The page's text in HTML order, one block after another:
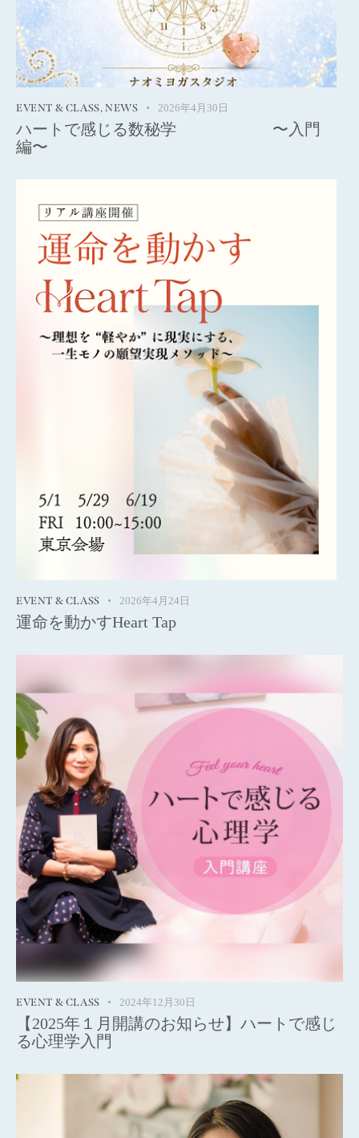
EVENT & CLASS, NEWS 2026年4月30日
ハートで感じる数秘学 ⁡〜入門
編〜
EVENT & CLASS 2026年4月24日
運命を動かすHeart Tap
EVENT & CLASS 2024年12月30日
【2025年１月開講のお知らせ】ハートで感じ
る心理学入門